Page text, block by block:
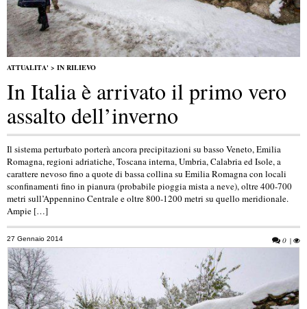
ATTUALITA' > IN RILIEVO
In Italia è arrivato il primo vero
assalto dell’inverno
Il sistema perturbato porterà ancora precipitazioni su basso Veneto, Emilia
Romagna, regioni adriatiche, Toscana interna, Umbria, Calabria ed Isole, a
carattere nevoso fino a quote di bassa collina su Emilia Romagna con locali
sconfinamenti fino in pianura (probabile pioggia mista a neve), oltre 400-700
metri sull’Appennino Centrale e oltre 800-1200 metri su quello meridionale.
Ampie […]
27 Gennaio 2014 0 |